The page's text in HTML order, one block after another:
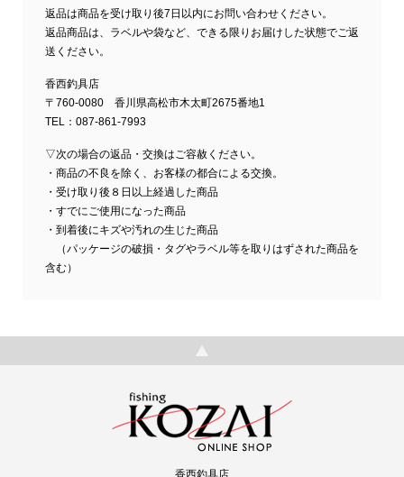
返品は商品を受け取り後7日以内にお問い合わせください。
返品商品は、ラベルや袋など、できる限りお届けした状態でご返
送ください。
香西釣具店
〒760-0080 香川県高松市木太町2675番地1
TEL：087-861-7993
▽次の場合の返品・交換はご容赦ください。
・商品の不良を除く、お客様の都合による交換。
・受け取り後８日以上経過した商品
・すでにご使用になった商品
・到着後にキズや汚れの生じた商品
（パッケージの破損・タグやラベル等を取りはずされた商品を
含む）